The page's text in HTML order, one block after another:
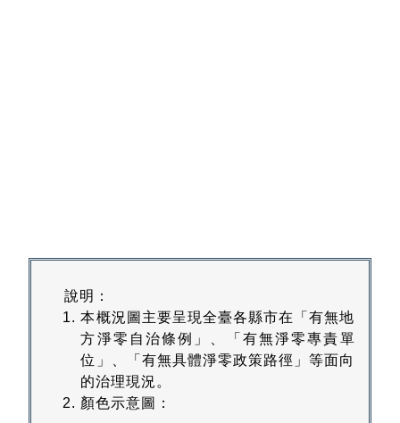
說明：
本概況圖主要呈現全臺各縣市在「有無地
方淨零自治條例」、「有無淨零專責單
位」、「有無具體淨零政策路徑」等面向
的治理現況。
顏色示意圖：